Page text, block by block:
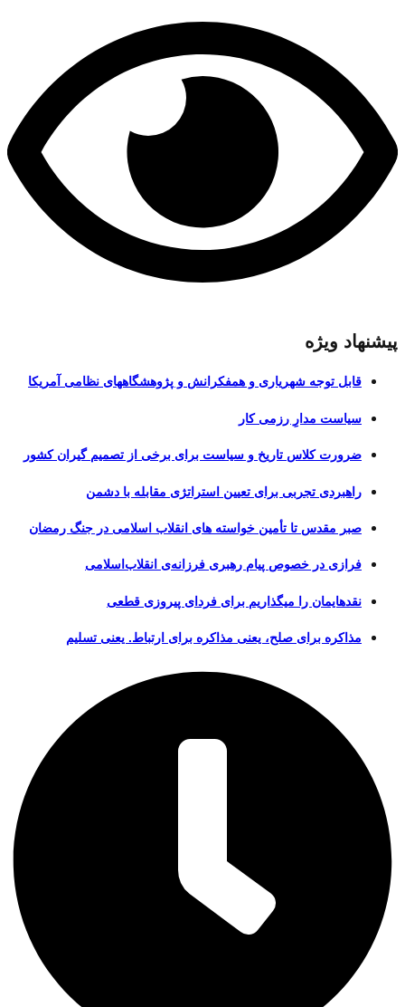
پیشنهاد ویژه
قابل توجه شهریاری و همفکرانش و پژوهشگاههای نظامی آمریکا
سیاست مدارِ رزمی کار
ضرورت کلاس تاریخ و سیاست برای برخی از تصمیم گیران کشور
راهبردی تجربی برای تعیین استراتژی مقابله با دشمن
صبر مقدس تا تأمین خواسته های انقلاب اسلامی در جنگ رمضان
فرازی در خصوص پیام رهبری فرزانه‌ی انقلاب‌اسلامی
نقدهایمان را میگذاریم برای فردای پیروزی قطعی
مذاکره برای صلح، یعنی مذاکره برای ارتباط. یعنی تسلیم